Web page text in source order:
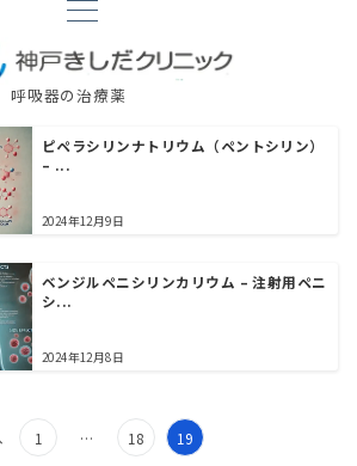
呼吸器の治療薬
ピペラシリンナトリウム（ペントシリン）
– ...
2024年12月9日
ベンジルペニシリンカリウム – 注射用ペニ
シ...
2024年12月8日
1 … 18 19